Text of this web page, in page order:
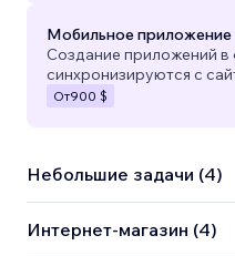
Мобильное приложение
Создание приложений
синхронизируются с
От900 $
Небольшие задачи (4)
Интернет-магазин (4)